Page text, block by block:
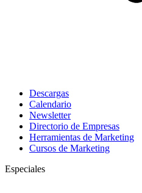
Descargas
Calendario
Newsletter
Directorio de Empresas
Herramientas de Marketing
Cursos de Marketing
Especiales